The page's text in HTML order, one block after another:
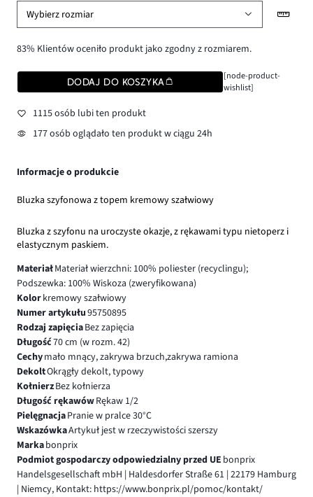
Wybierz rozmiar
83% Klientów oceniło produkt jako zgodny z rozmiarem.
DODAJ DO KOSZYKA
[node-product-
wishlist]
1115 osób lubi ten produkt
177 osób oglądało ten produkt w ciągu 24h
Informacje o produkcie
Bluzka szyfonowa z topem kremowy szałwiowy
Bluzka z szyfonu na uroczyste okazje, z rękawami typu nietoperz i
elastycznym paskiem.
MateriałMateriał wierzchni: 100% poliester (recyclingu);
Podszewka: 100% Wiskoza (zweryfikowana)
Kolorkremowy szałwiowy
Numer artykułu95750895
Rodzaj zapięciaBez zapięcia
Długość70 cm (w rozm. 42)
Cechymało mnący, zakrywa brzuch,zakrywa ramiona
DekoltOkrągły dekolt, typowy
KołnierzBez kołnierza
Długość rękawówRękaw 1/2
PielęgnacjaPranie w pralce 30°C
WskazówkaArtykuł jest w rzeczywistości szerszy
Markabonprix
Podmiot gospodarczy odpowiedzialny przed UE bonprix
Handelsgesellschaft mbH | Haldesdorfer Straße 61 | 22179 Hamburg
| Niemcy, Kontakt: https://www.bonprix.pl/pomoc/kontakt/